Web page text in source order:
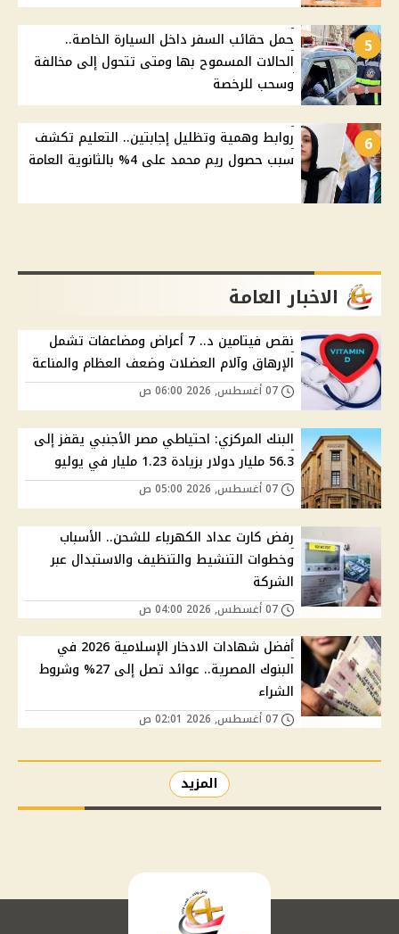
5
حمل حقائب السفر داخل السيارة الخاصة..
الحالات المسموح بها ومتى تتحول إلى مخالفة
وسحب للرخصة
6
روابط وهمية وتظليل إجابتين.. التعليم تكشف
سبب حصول ريم محمد على 4% بالثانوية العامة
الاخبار العامة
نقص فيتامين د.. 7 أعراض ومضاعفات تشمل
الإرهاق وآلام العضلات وضعف العظام والمناعة
البنك المركزي: احتياطي مصر الأجنبي يقفز إلى
56.3 مليار دولار بزيادة 1.23 مليار في يوليو
رفض كارت عداد الكهرباء للشحن.. الأسباب
وخطوات التنشيط والتنظيف والاستبدال عبر
الشركة
أفضل شهادات الادخار الإسلامية 2026 في
البنوك المصرية.. عوائد تصل إلى 27% وشروط
الشراء
المزيد